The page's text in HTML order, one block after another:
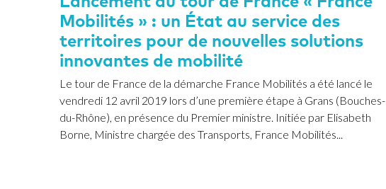
Mobilités » : un État au service des
territoires pour de nouvelles solutions
innovantes de mobilité
Le tour de France de la démarche France Mobilités a été lancé le
vendredi 12 avril 2019 lors d’une première étape à Grans (Bouches-
du-Rhône), en présence du Premier ministre. Initiée par Elisabeth
Borne, Ministre chargée des Transports, France Mobilités...